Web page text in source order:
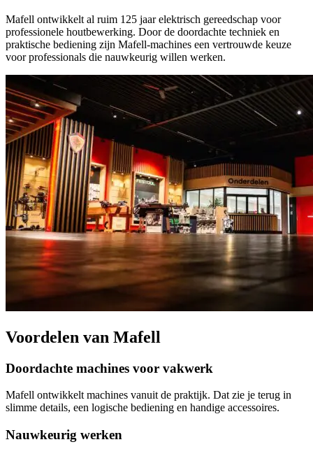
Mafell ontwikkelt al ruim 125 jaar elektrisch gereedschap voor
professionele houtbewerking. Door de doordachte techniek en
praktische bediening zijn Mafell-machines een vertrouwde keuze
voor professionals die nauwkeurig willen werken.
Voordelen van Mafell
Doordachte machines voor vakwerk
Mafell ontwikkelt machines vanuit de praktijk. Dat zie je terug in
slimme details, een logische bediening en handige accessoires.
Nauwkeurig werken